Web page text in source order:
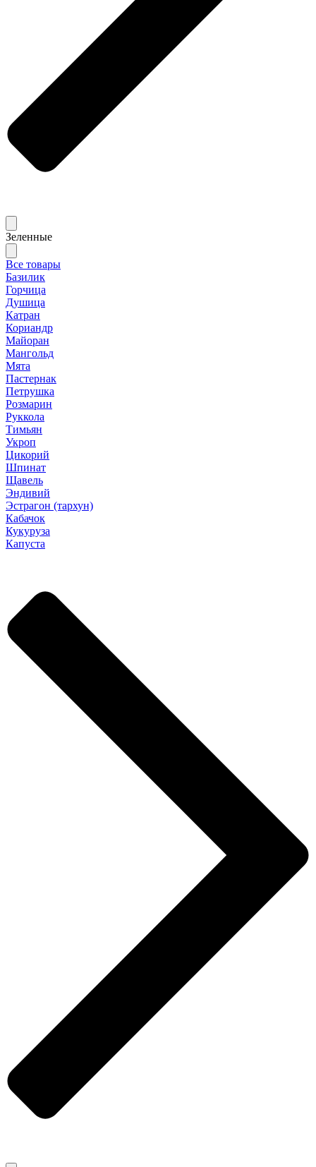
Зеленные
Все товары
Базилик
Горчица
Душица
Катран
Кориандр
Майоран
Мангольд
Мята
Пастернак
Петрушка
Розмарин
Руккола
Тимьян
Укроп
Цикорий
Шпинат
Щавель
Эндивий
Эстрагон (тархун)
Кабачок
Кукуруза
Капуста